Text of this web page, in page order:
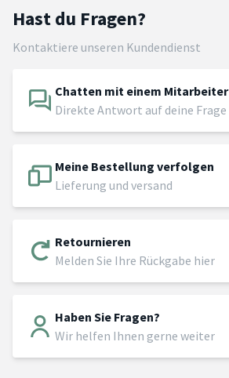
Hast du Fragen?
Kontaktiere unseren Kundendienst
Chatten mit einem Mitarbeiter
Direkte Antwort auf deine Frage
Meine Bestellung verfolgen
Lieferung und versand
Retournieren
Melden Sie Ihre Rückgabe hier
Haben Sie Fragen?
Wir helfen Ihnen gerne weiter